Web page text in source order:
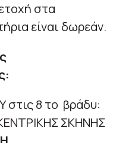
στα
είναι δωρεάν.
στις 8 το βράδυ:
ΣΚΗΝΗΣ